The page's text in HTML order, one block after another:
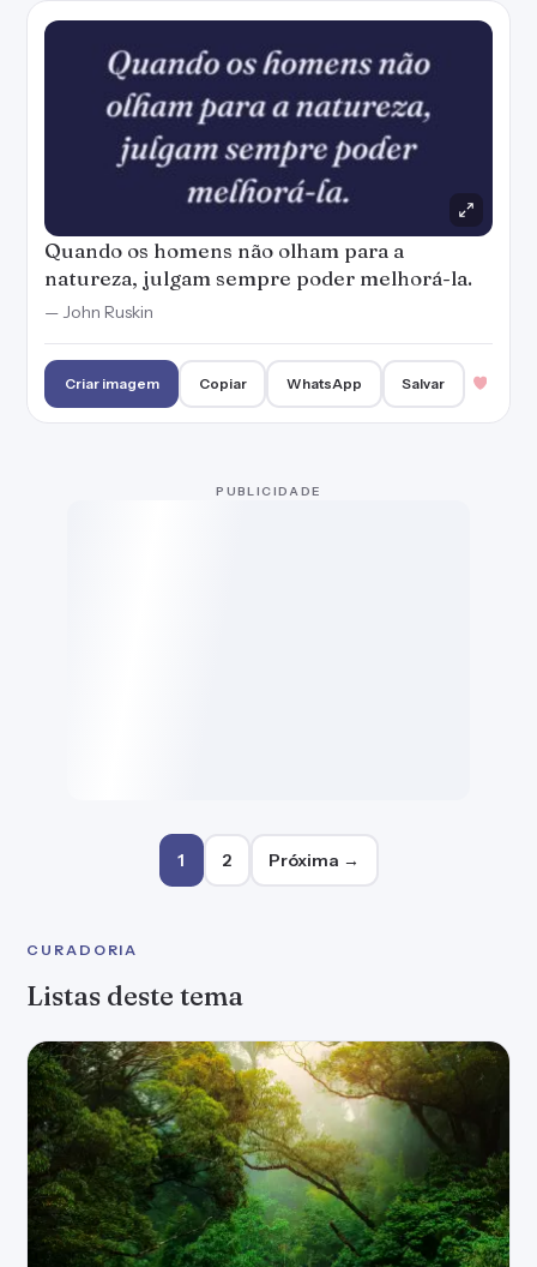
Quando os homens não olham para a
natureza, julgam sempre poder melhorá-la.
— John Ruskin
Criar imagem Copiar WhatsApp Salvar
PUBLICIDADE
Paginação de posts
1 2 Próxima →
CURADORIA
Listas deste tema